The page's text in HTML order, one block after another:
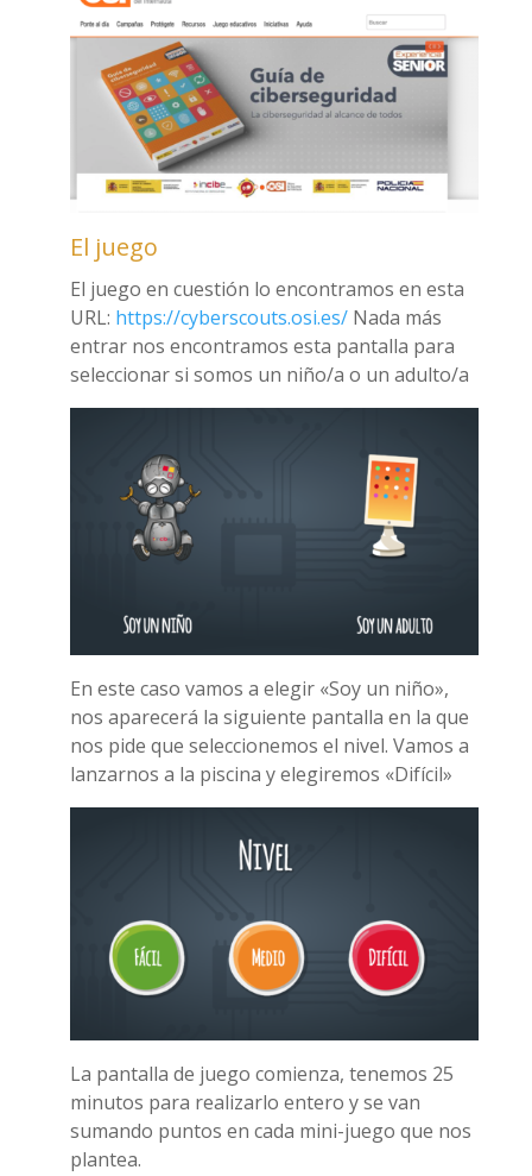
El juego
El juego en cuestión lo encontramos en esta
URL: https://cyberscouts.osi.es/Nada más
entrar nos encontramos esta pantalla para
seleccionar si somos un niño/a o un adulto/a
En este caso vamos a elegir «Soy un niño»,
nos aparecerá la siguiente pantalla en la que
nos pide que seleccionemos el nivel. Vamos a
lanzarnos a la piscina y elegiremos «Difícil»
La pantalla de juego comienza, tenemos 25
minutos para realizarlo entero y se van
sumando puntos en cada mini-juego que nos
plantea.